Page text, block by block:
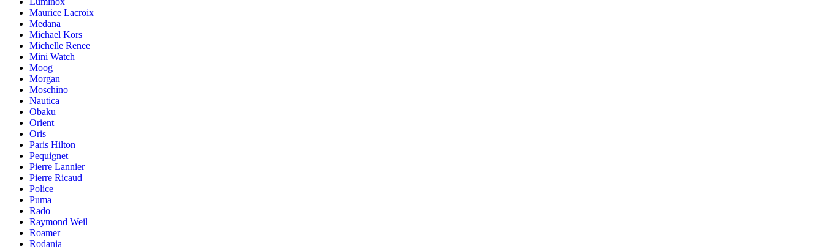
Maurice Lacroix
Medana
Michael Kors
Michelle Renee
Mini Watch
Moog
Morgan
Moschino
Nautica
Obaku
Orient
Oris
Paris Hilton
Pequignet
Pierre Lannier
Pierre Ricaud
Police
Puma
Rado
Raymond Weil
Roamer
Rodania